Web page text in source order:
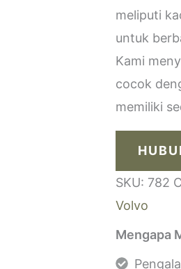
meliputi
untuk
Kami
cocok
memiliki
SKU: 782
Volvo
Mengapa